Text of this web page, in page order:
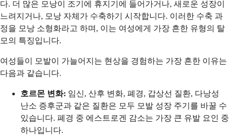
다. 더 많은 모낭이 조기에 휴지기에 들어가거나, 새로운 성장이
느려지거나, 모낭 자체가 수축하기 시작합니다. 이러한 수축 과
정을 모낭 소형화라고 하며, 이는 여성에게 가장 흔한 유형의 탈
모의 특징입니다.
여성들이 모발이 가늘어지는 현상을 경험하는 가장 흔한 이유는
다음과 같습니다.
호르몬 변화: 임신, 산후 변화, 폐경, 갑상선 질환, 다낭성
난소 증후군과 같은 질환은 모두 모발 성장 주기를 바꿀 수
있습니다. 폐경 중 에스트로겐 감소는 가장 큰 유발 요인 중
하나입니다.